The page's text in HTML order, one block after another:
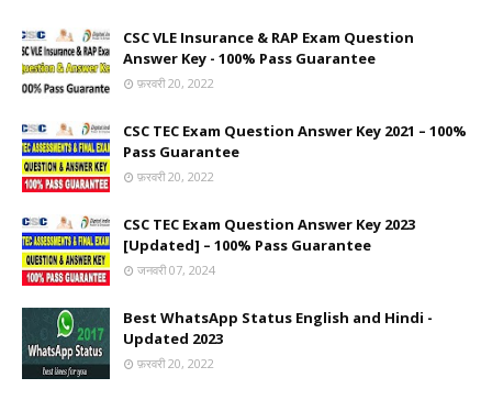
CSC VLE Insurance & RAP Exam Question
Answer Key - 100% Pass Guarantee
फ़रवरी 20, 2022
CSC TEC Exam Question Answer Key 2021 – 100%
Pass Guarantee
फ़रवरी 20, 2022
CSC TEC Exam Question Answer Key 2023
[Updated] – 100% Pass Guarantee
जनवरी 07, 2024
Best WhatsApp Status English and Hindi -
Updated 2023
फ़रवरी 20, 2022